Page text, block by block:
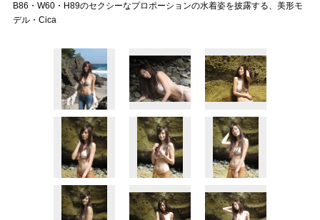
B86・W60・H89のセクシーなプロポーションの水着姿を披露する、美形モ
デル・Cica